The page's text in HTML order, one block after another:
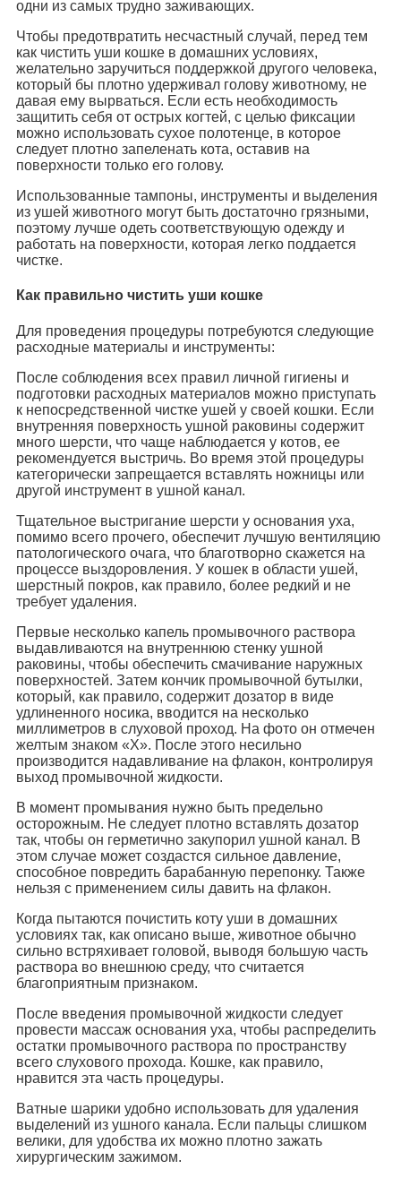
одни из самых трудно заживающих.
Чтобы предотвратить несчастный случай, перед тем
как чистить уши кошке в домашних условиях,
желательно заручиться поддержкой другого человека,
который бы плотно удерживал голову животному, не
давая ему вырваться. Если есть необходимость
защитить себя от острых когтей, с целью фиксации
можно использовать сухое полотенце, в которое
следует плотно запеленать кота, оставив на
поверхности только его голову.
Использованные тампоны, инструменты и выделения
из ушей животного могут быть достаточно грязными,
поэтому лучше одеть соответствующую одежду и
работать на поверхности, которая легко поддается
чистке.
Как правильно чистить уши кошке
Для проведения процедуры потребуются следующие
расходные материалы и инструменты:
После соблюдения всех правил личной гигиены и
подготовки расходных материалов можно приступать
к непосредственной чистке ушей у своей кошки. Если
внутренняя поверхность ушной раковины содержит
много шерсти, что чаще наблюдается у котов, ее
рекомендуется выстричь. Во время этой процедуры
категорически запрещается вставлять ножницы или
другой инструмент в ушной канал.
Тщательное выстригание шерсти у основания уха,
помимо всего прочего, обеспечит лучшую вентиляцию
патологического очага, что благотворно скажется на
процессе выздоровления. У кошек в области ушей,
шерстный покров, как правило, более редкий и не
требует удаления.
Первые несколько капель промывочного раствора
выдавливаются на внутреннюю стенку ушной
раковины, чтобы обеспечить смачивание наружных
поверхностей. Затем кончик промывочной бутылки,
который, как правило, содержит дозатор в виде
удлиненного носика, вводится на несколько
миллиметров в слуховой проход. На фото он отмечен
желтым знаком «X». После этого несильно
производится надавливание на флакон, контролируя
выход промывочной жидкости.
В момент промывания нужно быть предельно
осторожным. Не следует плотно вставлять дозатор
так, чтобы он герметично закупорил ушной канал. В
этом случае может создастся сильное давление,
способное повредить барабанную перепонку. Также
нельзя с применением силы давить на флакон.
Когда пытаются почистить коту уши в домашних
условиях так, как описано выше, животное обычно
сильно встряхивает головой, выводя большую часть
раствора во внешнюю среду, что считается
благоприятным признаком.
После введения промывочной жидкости следует
провести массаж основания уха, чтобы распределить
остатки промывочного раствора по пространству
всего слухового прохода. Кошке, как правило,
нравится эта часть процедуры.
Ватные шарики удобно использовать для удаления
выделений из ушного канала. Если пальцы слишком
велики, для удобства их можно плотно зажать
хирургическим зажимом.